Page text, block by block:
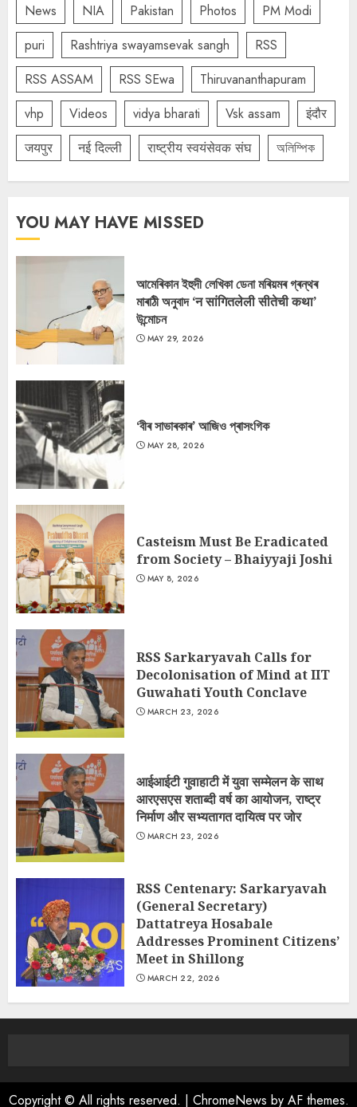
News
NIA Pakistan Photos
PM Modi
puri
Rashtriya swayamsevak sangh
RSS
RSS ASSAM
RSS SEwa
Thiruvananthapuram
vhp
Videos vidya bharati Vsk assam
इंदौर
जयपुर
नई दिल्ली राष्ट्रीय स्वयंसेवक संघ অলিম্পিক
YOU MAY HAVE MISSED
আমেৰিকান ইহুদী লেখিকা ডেনা মৰিয়মৰ গ্ৰন্থৰ
মাৰাঠী অনুবাদ ‘न सांगितलेली सीतेची कथा’
উন্মোচন
MAY 29, 2026
‘বীৰ সাভাৰকাৰ’ আজিও প্ৰাসংগিক
MAY 28, 2026
Casteism Must Be Eradicated
from Society – Bhaiyyaji Joshi
MAY 8, 2026
RSS Sarkaryavah Calls for
Decolonisation of Mind at IIT
Guwahati Youth Conclave
MARCH 23, 2026
आईआईटी गुवाहाटी में युवा सम्मेलन के साथ
आरएसएस शताब्दी वर्ष का आयोजन, राष्ट्र
निर्माण और सभ्यतागत दायित्व पर जोर
MARCH 23, 2026
RSS Centenary: Sarkaryavah
(General Secretary)
Dattatreya Hosabale
Addresses Prominent Citizens’
Meet in Shillong
MARCH 22, 2026
Copyright © All rights reserved. | ChromeNews by AF themes.